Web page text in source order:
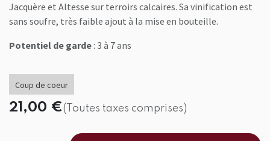
Jacquère et Altesse sur terroirs calcaires. Sa vinification est
sans soufre, très faible ajout à la mise en bouteille.
Potentiel de garde : 3 à 7 ans
Coup de coeur
21,00 €(Toutes taxes comprises)